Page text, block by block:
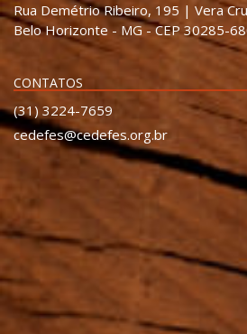
Rua Demétrio Ribeiro, 195 | Vera
Belo Horizonte - MG - CEP 30285-
CONTATOS
(31) 3224-7659
cedefes@cedefes.org.br